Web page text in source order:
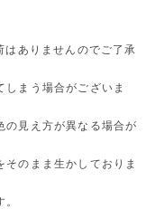
はありませんのでご了承
しまう場合がございま
の見え方が異なる場合が
そのまま生かしておりま